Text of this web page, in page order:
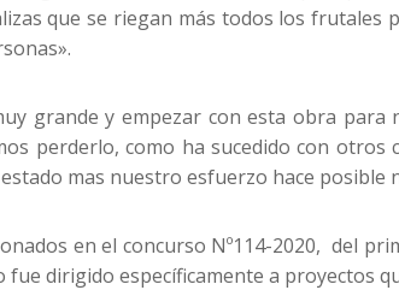
que se riegan más todos los frutales
grande y empezar con esta obra
perderlo, como ha sucedido con otros
mas nuestro esfuerzo hace posible
en el concurso Nº114-2020, del
dirigido específicamente a proyectos